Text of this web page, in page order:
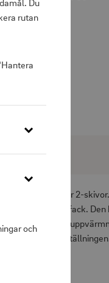
Du
rutan
och
med plats för 2-
sidor och smulfack.
den integrerade